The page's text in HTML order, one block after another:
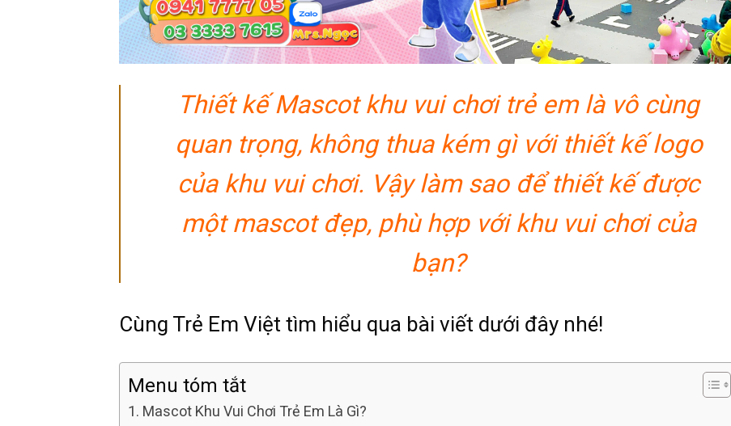
Thiết kế Mascot khu vui chơi trẻ em là vô cùng
quan trọng, không thua kém gì với thiết kế logo
của khu vui chơi. Vậy làm sao để thiết kế được
một mascot đẹp, phù hợp với khu vui chơi của
bạn?
Cùng Trẻ Em Việt tìm hiểu qua bài viết dưới đây nhé!
Menu tóm tắt
Mascot Khu Vui Chơi Trẻ Em Là Gì?